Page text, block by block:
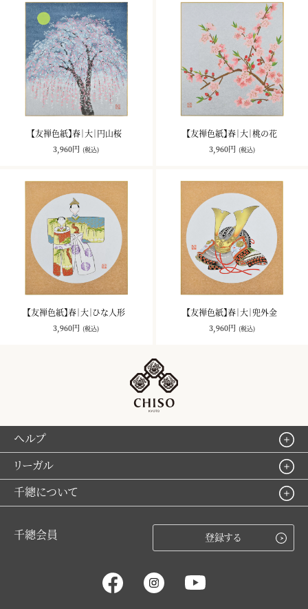
【友禅色紙】春｜大｜円山桜
3,960円 (税込)
【友禅色紙】春｜大｜桃の花
3,960円 (税込)
【友禅色紙】春｜大｜ひな人形
3,960円 (税込)
【友禅色紙】春｜大｜兜外金
3,960円 (税込)
ヘルプ
リーガル
千總について
千總会員 登録する